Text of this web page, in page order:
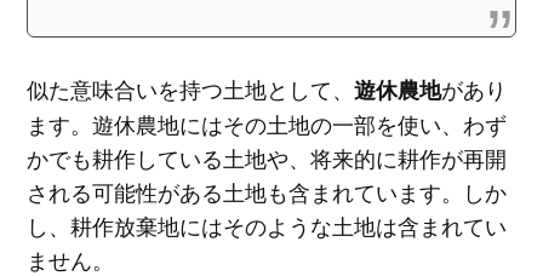
似た意味合いを持つ土地として、 遊休農地があり
ます。遊休農地にはその土地の一部を使い、わず
かでも耕作している土地や、将来的に耕作が再開
される可能性がある土地も含まれています。しか
し、耕作放棄地にはそのような土地は含まれてい
ません。